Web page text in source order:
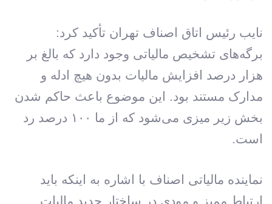
نایب رئیس اتاق اصناف تهران تأکید کرد:
برگه‌های تشخیص مالیاتی وجود دارد که بالغ بر
هزار درصد افزایش مالیات بدون هیچ ادله و
مدارک مستند بود. این موضوع باعث حاکم شدن
بخش زیر میزی می‌شود که از ما ۱۰۰ درصد رد
است.
نماینده مالیاتی اصناف با اشاره به اینکه باید
ارتباط ممیز و مودی در ساختار جدید مالیات